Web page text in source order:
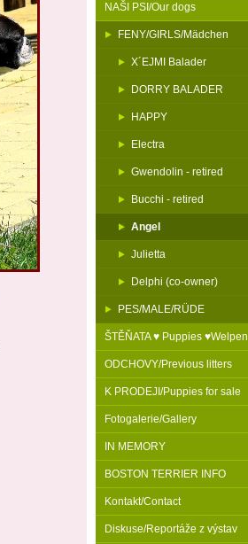
NAŠI PSI/Our dogs
FENY/GIRLS/Mädchen
X´EJMI Balader
DORRY BALADER
HAPPY
Electra
Gwendolin - retired
Bucchi - retired
Angel
Julietta
Delphi (co-owner)
PES/MALE/RÜDE
ŠTĚŇATA ♥ Puppies ♥Welpen
ODCHOVY/Previous litters
K PRODEJI/Puppies for sale
Fotogalerie/Gallery
IN MEMORY
BOSTON TERRIER INFO
Kontakt/Contact
Diskuse/Reportáže z výstav